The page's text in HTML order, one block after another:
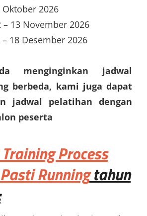
2026
13 November 2026
18 Desember 2026
menginginkan jadwal
berbeda, kami juga dapat
jadwal pelatihan dengan
peserta
Training Process
Running tahun